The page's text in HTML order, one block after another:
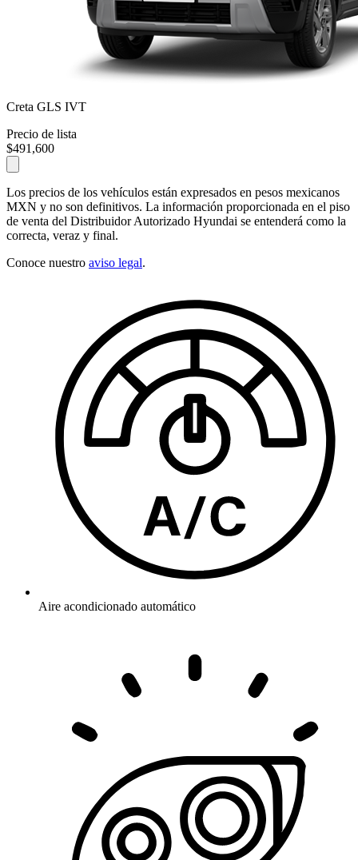
Creta GLS IVT
Precio de lista
$491,600
Los precios de los vehículos están expresados en pesos mexicanos
MXN y no son definitivos. La información proporcionada en el piso
de venta del Distribuidor Autorizado Hyundai se entenderá como la
correcta, veraz y final.
Conoce nuestro aviso legal.
Aire acondicionado automático​